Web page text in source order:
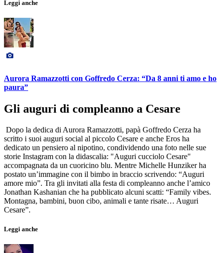
Leggi anche
Aurora Ramazzotti con Goffredo Cerza: “Da 8 anni ti amo e ho
paura”
Gli auguri di compleanno a Cesare
Dopo la dedica di Aurora Ramazzotti, papà Goffredo Cerza ha
scritto i suoi auguri social al piccolo Cesare e anche Eros ha
dedicato un pensiero al nipotino, condividendo una foto nelle sue
storie Instagram con la didascalia: "Auguri cucciolo Cesare"
accompagnata da un cuoricino blu. Mentre Michelle Hunziker ha
postato un’immagine con il bimbo in braccio scrivendo: “Auguri
amore mio”. Tra gli invitati alla festa di compleanno anche l’amico
Jonathan Kashanian che ha pubblicato alcuni scatti: “Family vibes.
Montagna, bambini, buon cibo, animali e tante risate… Auguri
Cesare”.
Leggi anche